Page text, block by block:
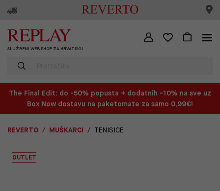
SLUŽBENI WEB SHOP ZA HRVATSKU
The Final Edit: do -50% popusta + dodatnih -10% na sve uz
Box Now dostavu na paketomate za samo 0,99€!
REVERTO MUŠKARCI TENISICE
OUTLET